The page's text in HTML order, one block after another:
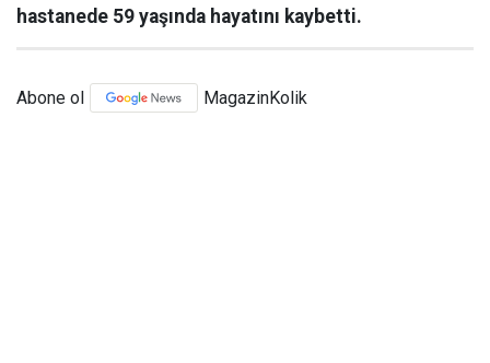
hastanede 59 yaşında hayatını kaybetti.
Abone ol MagazinKolik